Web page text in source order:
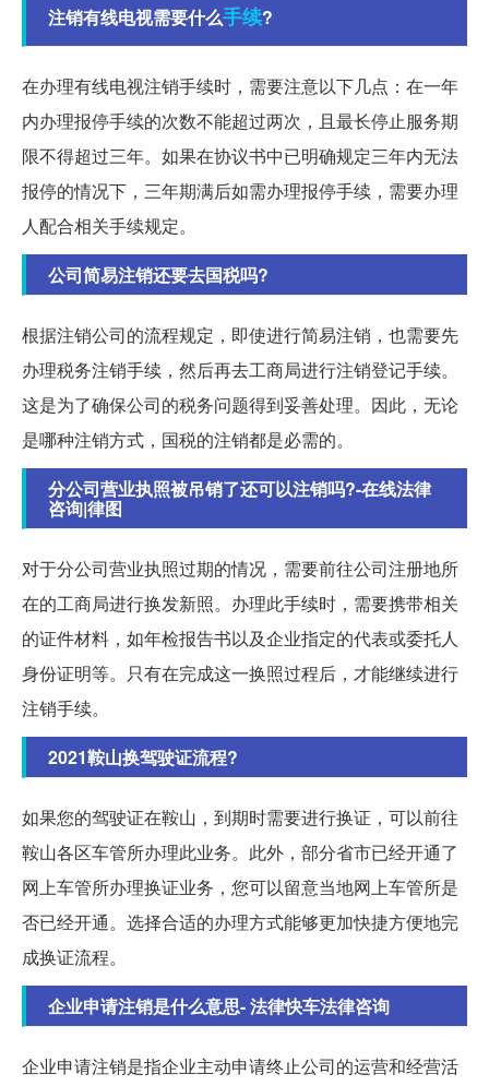
注销有线电视需要什么手续?
在办理有线电视注销手续时，需要注意以下几点：在一年
内办理报停手续的次数不能超过两次，且最长停止服务期
限不得超过三年。如果在协议书中已明确规定三年内无法
报停的情况下，三年期满后如需办理报停手续，需要办理
人配合相关手续规定。
公司简易注销还要去国税吗?
根据注销公司的流程规定，即使进行简易注销，也需要先
办理税务注销手续，然后再去工商局进行注销登记手续。
这是为了确保公司的税务问题得到妥善处理。因此，无论
是哪种注销方式，国税的注销都是必需的。
分公司营业执照被吊销了还可以注销吗?-在线法律
咨询|律图
对于分公司营业执照过期的情况，需要前往公司注册地所
在的工商局进行换发新照。办理此手续时，需要携带相关
的证件材料，如年检报告书以及企业指定的代表或委托人
身份证明等。只有在完成这一换照过程后，才能继续进行
注销手续。
2021鞍山换驾驶证流程?
如果您的驾驶证在鞍山，到期时需要进行换证，可以前往
鞍山各区车管所办理此业务。此外，部分省市已经开通了
网上车管所办理换证业务，您可以留意当地网上车管所是
否已经开通。选择合适的办理方式能够更加快捷方便地完
成换证流程。
企业申请注销是什么意思- 法律快车法律咨询
企业申请注销是指企业主动申请终止公司的运营和经营活